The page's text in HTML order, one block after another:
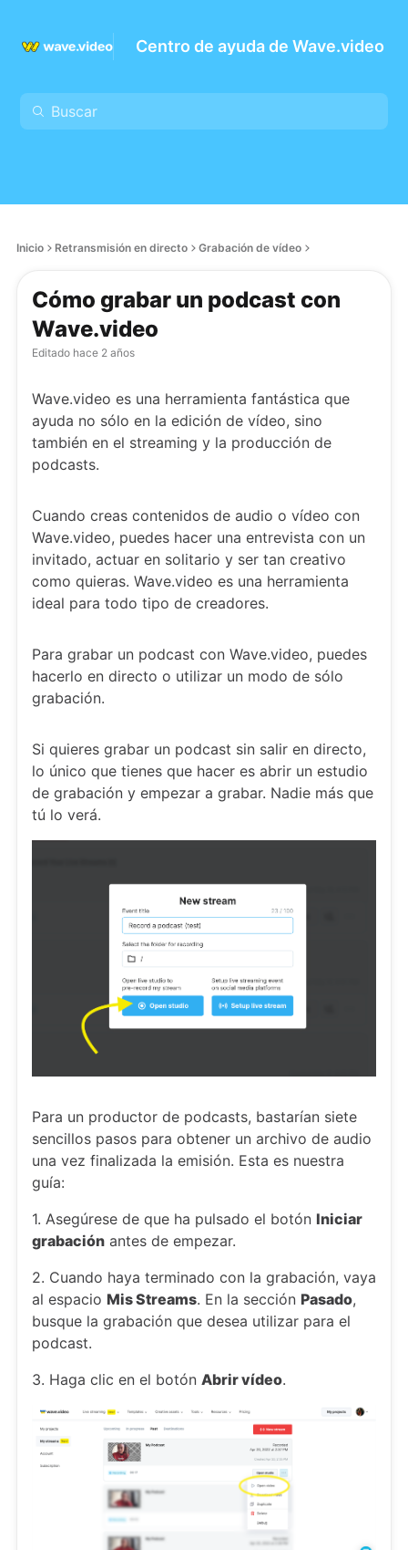
Centro de ayuda de Wave.video
Inicio Retransmisión en directo Grabación de vídeo
Cómo grabar un podcast con
Wave.video
Editado hace 2 años
Wave.video es una herramienta fantástica que
ayuda no sólo en la edición de vídeo, sino
también en el streaming y la producción de
podcasts.
Cuando creas contenidos de audio o vídeo con
Wave.video, puedes hacer una entrevista con un
invitado, actuar en solitario y ser tan creativo
como quieras. Wave.video es una herramienta
ideal para todo tipo de creadores.
Para grabar un podcast con Wave.video, puedes
hacerlo en directo o utilizar un modo de sólo
grabación.
Si quieres grabar un podcast sin salir en directo,
lo único que tienes que hacer es abrir un estudio
de grabación y empezar a grabar. Nadie más que
tú lo verá.
Para un productor de podcasts, bastarían siete
sencillos pasos para obtener un archivo de audio
una vez finalizada la emisión. Esta es nuestra
guía:
1. Asegúrese de que ha pulsado el botón Iniciar
grabación antes de empezar.
2. Cuando haya terminado con la grabación, vaya
al espacio Mis Streams. En la sección Pasado,
busque la grabación que desea utilizar para el
podcast.
3. Haga clic en el botón Abrir vídeo.